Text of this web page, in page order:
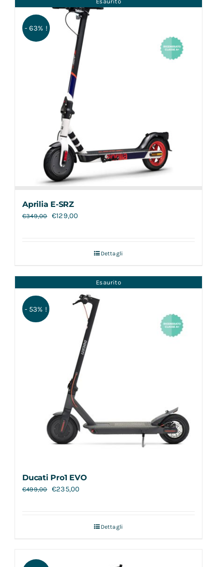
- 63% !
Aprilia E-SRZ
€349,00 €129,00
Dettagli
Esaurito
- 53% !
Ducati Pro1 EVO
€499,00 €235,00
Dettagli